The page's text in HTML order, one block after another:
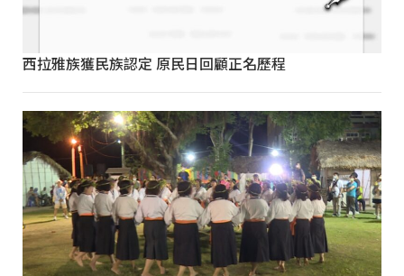
西拉雅族獲民族認定 原民日回顧正名歷程